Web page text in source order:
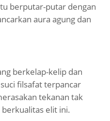
berputar-putar dengan
aura agung dan
berkelap-kelip dan
filsafat terpancar
tekanan tak
elit ini.